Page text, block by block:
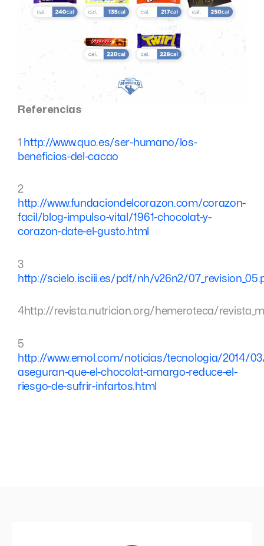
Referencias
1 http://www.quo.es/ser-humano/los-
beneficios-del-cacao
2
http://www.fundaciondelcorazon.com/corazon-
facil/blog-impulso-vital/1961-chocolat-y-
corazon-date-el-gusto.html
3
http://scielo.isciii.es/pdf/nh/v26n2/
4http://revista.nutricion.org/hemeroteca/
5
http://www.emol.com/noticias/tecnologia/2014/
aseguran-que-el-chocolat-amargo-reduce-el-
riesgo-de-sufrir-infartos.html